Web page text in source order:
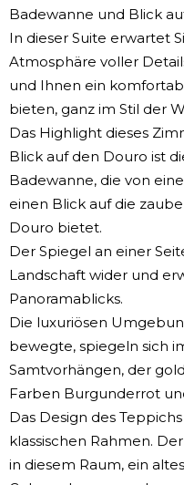
Badewanne und Blick
In dieser Suite erwartet
Atmosphäre voller
und Ihnen ein
bieten, ganz im Stil der
Das Highlight dieses
Blick auf den Douro ist
Badewanne, die von
einen Blick auf die
Douro bietet.
Der Spiegel an einer
Landschaft wider und
Panoramablicks.
Die luxuriösen
bewegte, spiegeln sich
Samtvorhängen, der
Farben Burgunderrot
Das Design des
klassischen Rahmen.
in diesem Raum, ein